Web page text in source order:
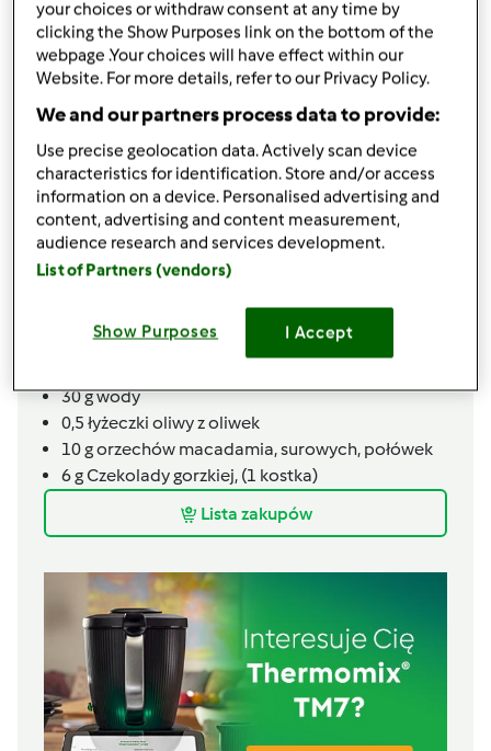
Składniki
Pierniczkowe pancakes z jabłkiem
(1600)
30gmąki pszennej, pełnoziarnistej
1jabłka,(około 170g)
przyprawy korzennej,
(do piernika)
30gwody
0,5 łyżeczki oliwy z oliwek
10gorzechów macadamia, surowych, połówek
6gCzekolady gorzkiej, (1 kostka)
Lista zakupów
your choices or withdraw consent at any time by
clicking the Show Purposes link on the bottom of the
webpage .Your choices will have effect within our
Website. For more details, refer to our Privacy Policy.
We and our partners process data to provide:
Use precise geolocation data. Actively scan device
characteristics for identification. Store and/or access
information on a device. Personalised advertising and
content, advertising and content measurement,
audience research and services development.
List of Partners (vendors)
Show Purposes I Accept